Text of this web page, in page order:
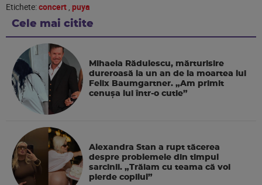
Etichete:concert puya
Cele mai citite
Mihaela Rădulescu, mărturisire
dureroasă la un an de la moartea lui
Felix Baumgartner. „Am primit
cenușa lui într-o cutie”
Alexandra Stan a rupt tăcerea
despre problemele din timpul
sarcinii. „Trăiam cu teama că voi
pierde copilul”